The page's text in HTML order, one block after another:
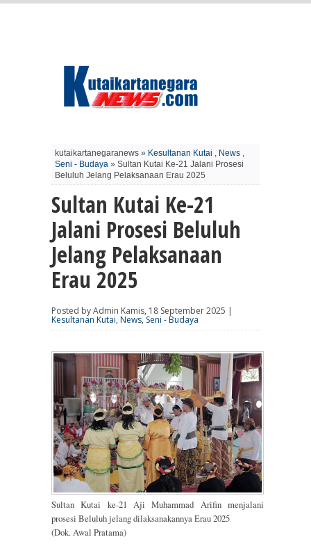
kutaikartanegaranews » Kesultanan Kutai , News ,
Seni - Budaya » Sultan Kutai Ke-21 Jalani Prosesi
Beluluh Jelang Pelaksanaan Erau 2025
Sultan Kutai Ke-21
Jalani Prosesi Beluluh
Jelang Pelaksanaan
Erau 2025
Posted by Admin Kamis, 18 September 2025 |
Kesultanan Kutai, News, Seni - Budaya
Sultan Kutai ke-21 Aji Muhammad Arifin menjalani
prosesi Beluluh jelang dilaksanakannya Erau 2025
(Dok. Awal Pratama)